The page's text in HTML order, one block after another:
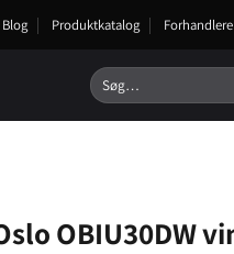
Blog Produktkatalog Forhandlere
Søg
efter:
OBIU30DW